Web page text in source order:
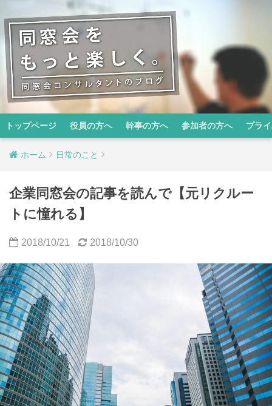
トップページ 役員の方へ 幹事の方へ 参加者の方へ プラ
ホーム 日常のこと
企業同窓会の記事を読んで【元リクルー
トに憧れる】
2018/10/21 2018/10/30